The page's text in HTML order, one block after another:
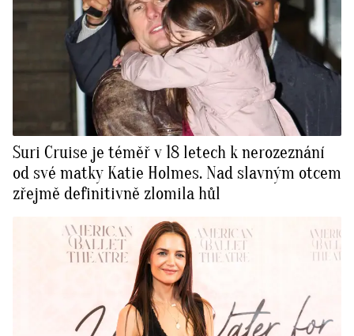
Suri Cruise je téměř v 18 letech k nerozeznání
od své matky Katie Holmes. Nad slavným otcem
zřejmě definitivně zlomila hůl